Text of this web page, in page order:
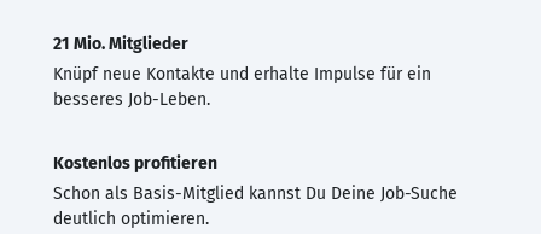
21 Mio. Mitglieder
Knüpf neue Kontakte und erhalte Impulse für ein
besseres Job-Leben.
Kostenlos profitieren
Schon als Basis-Mitglied kannst Du Deine Job-Suche
deutlich optimieren.